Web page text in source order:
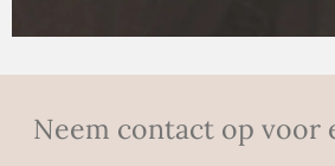
Neem contact op voor